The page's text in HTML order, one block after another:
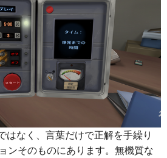
はなく、言葉だけで正解を手繰り
ンそのものにあります。無機質な